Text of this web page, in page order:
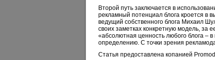
Второй путь заключается в
рекламный потенциал блога кроется в
ведущий собственного блога Михаил
своих заметках конкретную модель, за
«абсолютная ценность любого блога –
определению. С точки зрения
Статья предоставлена копанией